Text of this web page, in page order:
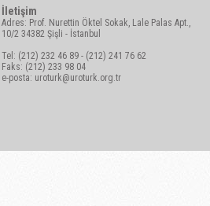
İletişim
Adres: Prof. Nurettin Öktel Sokak, Lale Palas Apt.,
10/2 34382 Şişli - İstanbul
Tel: (212) 232 46 89 - (212) 241 76 62
Faks: (212) 233 98 04
e-posta: uroturk@uroturk.org.tr